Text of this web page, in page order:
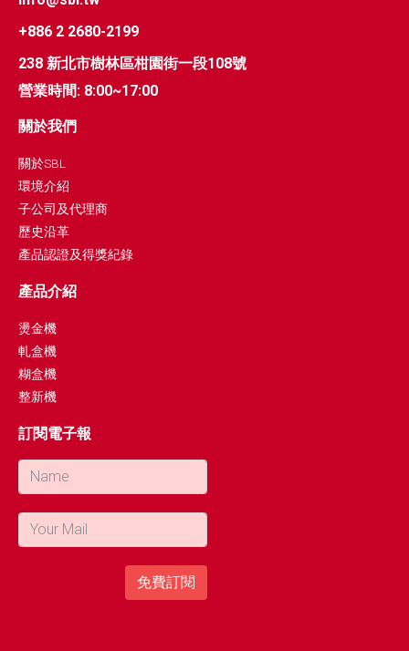
+886 2 2680-2199
238 新北市樹林區柑園街一段108號
營業時間: 8:00~17:00
關於我們
關於SBL
環境介紹
子公司及代理商
歷史沿革
產品認證及得獎紀錄
產品介紹
燙金機
軋盒機
糊盒機
整新機
訂閱電子報
免費訂閱